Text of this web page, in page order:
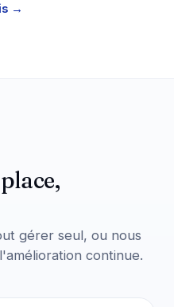
→
gérer seul, ou nous
continue.